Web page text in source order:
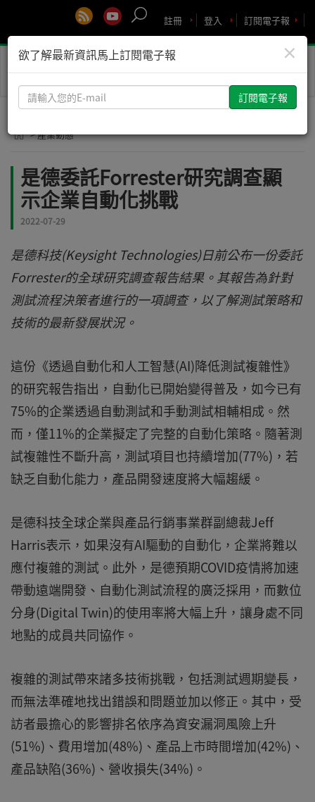
訂閱電子報
登入
註冊
Toggle
> 產業動態
是德委託Forrester研究調查顯
示企業自動化挑戰
2022-07-29
是德科技(Keysight Technologies)日前公布一份委託
Forrester的全球研究調查報告結果。其報告為針對
測試流程決策者進行的一項調查，以了解測試策略和
技術的最新發展狀況。
這份《透過自動化和人工智慧(AI)降低測試複雜性》
的研究報告指出，自動化已開始變得普及，如今已有
75%的企業透過自動測試和手動測試相輔相成。然
而，僅11%的企業擬定了完整的自動化策略。隨著測
試複雜性不斷升高，測試項目也持續增加(77%)，若
缺乏自動化能力，產品開發速度將大幅趨緩。
是德科技全球企業與產品行銷事業群副總裁Jeff
Harris表示，如果沒有AI驅動的自動化，企業將難以
應付複雜的測試。此外，是德預期COVID疫情將加速
帶動遠端開發、自動化測試流程的廣泛採用，而數位
分身(Digital Twin)的使用率將大幅上升，讓身處不同
地點的成員共同協作。
複雜的測試帶來諸多技術挑戰，包括測試週期變長，
而無法準確地找出錯誤和問題並加以修正。其中，受
訪者最擔心的影響排名依序為資安漏洞風險上升
(51%)、費用增加(48%)、產品上市時間增加(42%)、
產品缺陷(36%)、營收損失(34%)。
×
欲了解最新資訊馬上訂閱電子報
請
輸
您
E-
mail